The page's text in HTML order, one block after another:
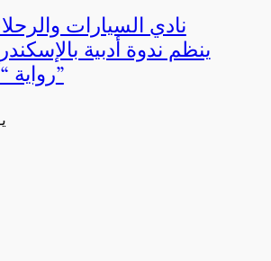
نادي السيارات
ينظم ندوة أدبية
رواية “أنا بنت مين”